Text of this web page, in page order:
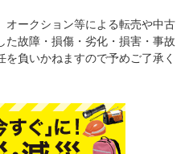
ークション等による転売や中古
た故障・損傷・劣化・損害・事故
負いかねますので予めご了承く